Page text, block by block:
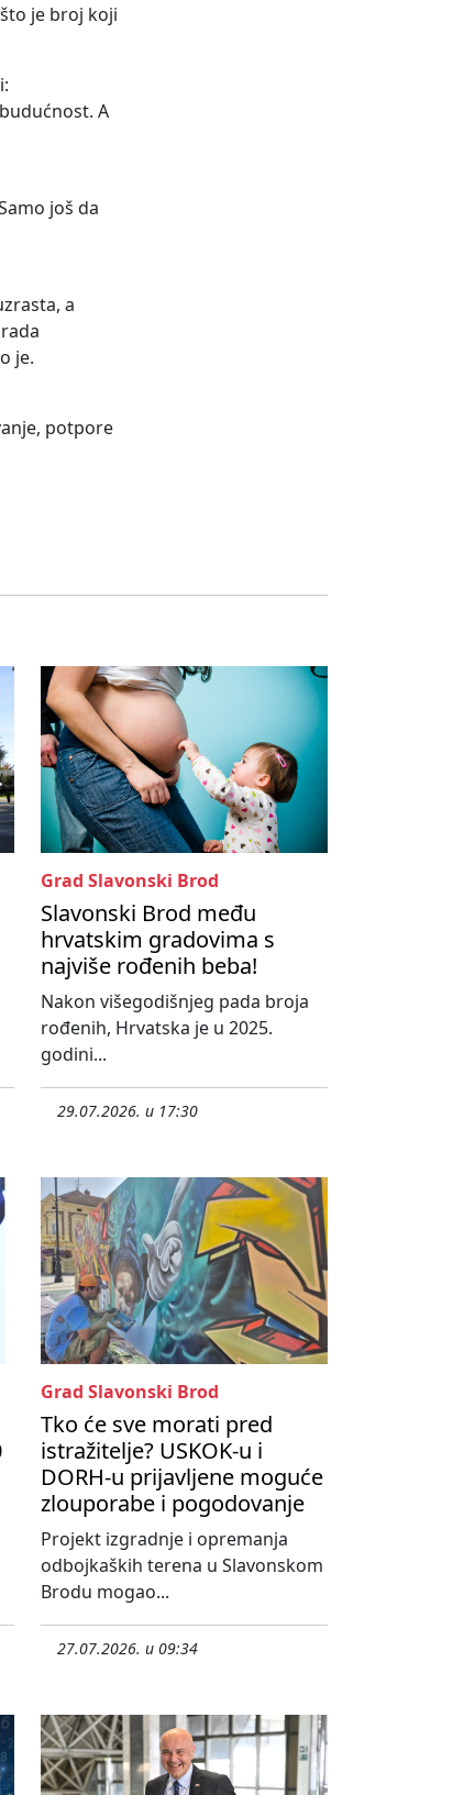
je broj koji
A
još da
a
je.
potpore
Grad Slavonski Brod
Slavonski Brod među
hrvatskim gradovima s
najviše rođenih beba!
Nakon višegodišnjeg pada broja
rođenih, Hrvatska je u 2025.
godini...
29.07.2026. u 17:30
Grad Slavonski Brod
Tko će sve morati pred
istražitelje? USKOK-u i
DORH-u prijavljene moguće
zlouporabe i pogodovanje
Projekt izgradnje i opremanja
odbojkaških terena u Slavonskom
Brodu mogao...
27.07.2026. u 09:34